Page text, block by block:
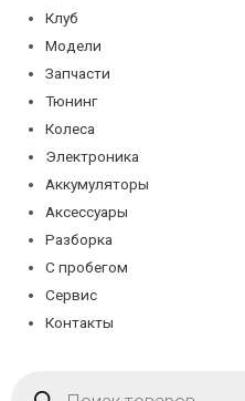
Клуб
Модели
Запчасти
Тюнинг
Колеса
Электроника
Аккумуляторы
Аксессуары
Разборка
С пробегом
Сервис
Контакты
товаров